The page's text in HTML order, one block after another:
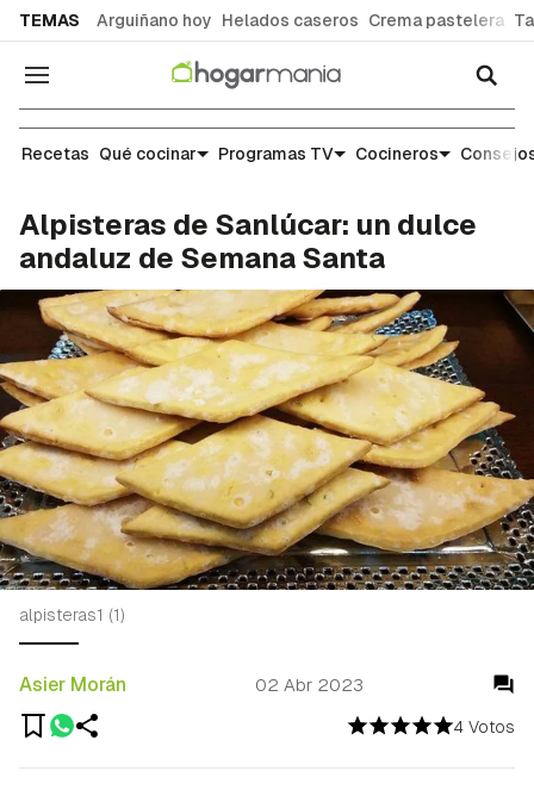
TEMAS Arguiñano hoy Helados caseros Crema pastelera
Navegación
Recetas
Recetas Qué cocinar Programas TV Cocineros
Alpisteras de Sanlúcar: un dulce
andaluz de Semana Santa
4 Votos
Asier Morán 02 Abr 2023
alpisteras1 (1)